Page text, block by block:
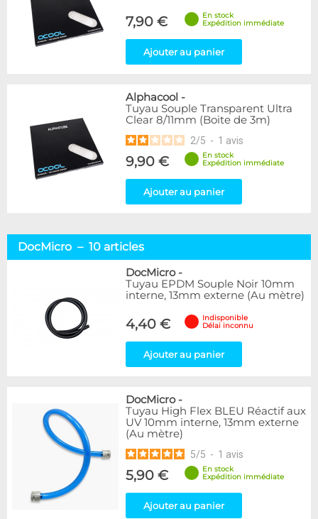
7,90 €
En stock
Expédition immédiate
Ajouter au panier
Alphacool -
Tuyau Souple Transparent Ultra
Clear 8/11mm (Boite de 3m)
2/5 - 1 avis
9,90 €
En stock
Expédition immédiate
Ajouter au panier
DocMicro – 10 articles
DocMicro-
Tuyau EPDM Souple Noir 10mm
interne, 13mm externe (Au mètre)
4,40 €
Indisponible
Délai inconnu
Ajouter au panier
DocMicro-
Tuyau High Flex BLEU Réactif aux
UV 10mm interne, 13mm externe
(Au mètre)
5/5 - 1 avis
5,90 €
En stock
Expédition immédiate
Ajouter au panier